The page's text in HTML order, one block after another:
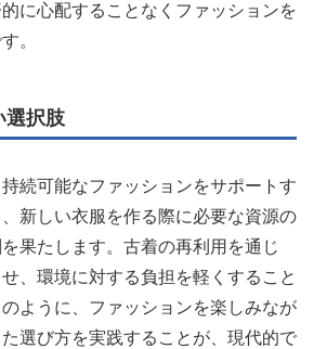
に心配することなくファッションを
。
選択肢
続可能なファッションをサポートす
新しい衣服を作る際に必要な資源の
果たします。古着の再利用を通じ
、環境に対する負担を軽くすること
ように、ファッションを楽しみなが
選び方を実践することが、現代的で